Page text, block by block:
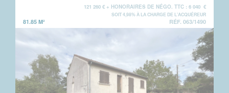
121 260 € + HONORAIRES DE NÉGO. TTC : 6 040 €
SOIT 4,98% À LA CHARGE DE L'ACQUÉREUR
81.85 M² RÉF. 063/1490